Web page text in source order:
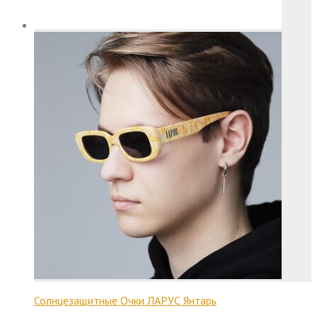
Солнцезащитные Очки ЛАРУС Янтарь